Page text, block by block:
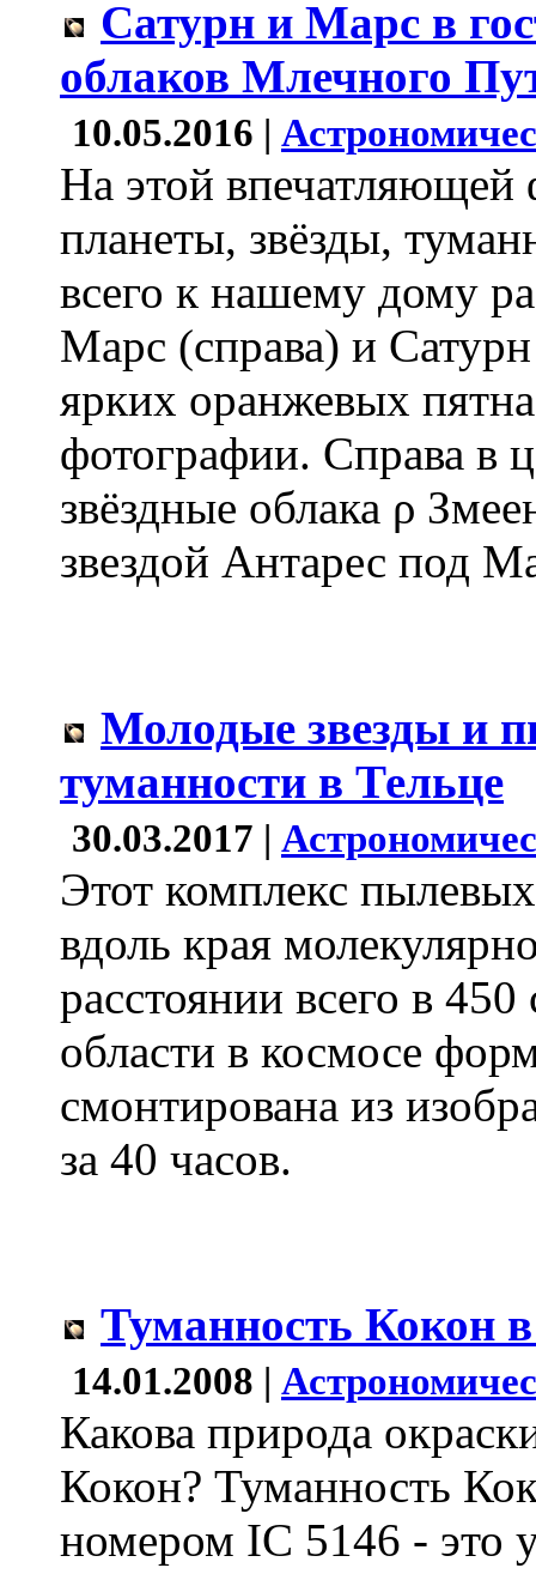
Сатурн и Марс в
облаков Млечного
10.05.2016 |
На этой впечатляющей
планеты, звёзды,
всего к нашему дому
Марс (справа) и
ярких оранжевых
фотографии. Справа в
звёздные облака ρ
звездой Антарес под
Молодые звезды и
туманности в Тельце
30.03.2017 |
Этот комплекс
вдоль края
расстоянии всего в
области в космосе
смонтирована из
за 40 часов.
Туманность Кокон
14.01.2008 |
Какова природа
Кокон? Туманность
номером IC 5146 - это